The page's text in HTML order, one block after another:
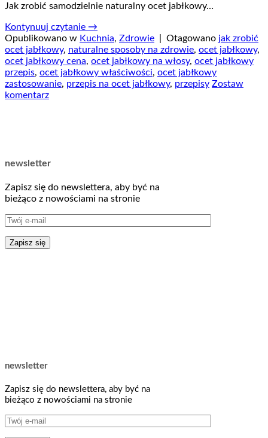
Jak zrobić samodzielnie naturalny ocet jabłkowy…
Kontynuuj czytanie →
Opublikowano w Kuchnia, Zdrowie Otagowano jak zrobić
ocet jabłkowy, naturalne sposoby na zdrowie, ocet jabłkowy,
ocet jabłkowy cena, ocet jabłkowy na włosy, ocet jabłkowy
przepis, ocet jabłkowy właściwości, ocet jabłkowy
zastosowanie, przepis na ocet jabłkowy, przepisy Zostaw
komentarz
newsletter
Zapisz się do newslettera, aby być na
bieżąco z nowościami na stronie
newsletter
Zapisz się do newslettera, aby być na
bieżąco z nowościami na stronie